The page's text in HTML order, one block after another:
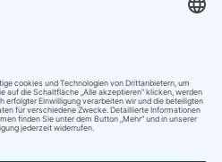
JOBS
BROSCHÜREN
DATENSCHUTZ